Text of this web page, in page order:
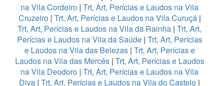
na Vila Cordeiro | Trt, Art, Perícias e Laudos na Vila
Cruzeiro | Trt, Art, Perícias e Laudos na Vila Curuçá |
Trt, Art, Perícias e Laudos na Vila da Rainha | Trt, Art,
Perícias e Laudos na Vila da Saúde| Trt, Art, Perícias
e Laudos na Vila das Belezas| Trt, Art, Perícias e
Laudos na Vila das Mercês| Trt, Art, Perícias e Laudos
na Vila Deodoro | Trt, Art, Perícias e Laudos na Vila
Diva | Trt, Art, Perícias e Laudos na Vila do Castelo |